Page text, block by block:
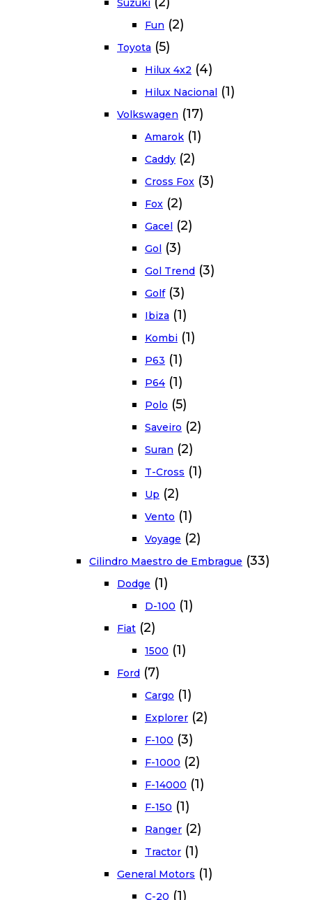
Fun (2)
Toyota (5)
Hilux 4x2 (4)
Hilux Nacional (1)
Volkswagen (17)
Amarok (1)
Caddy (2)
Cross Fox (3)
Fox (2)
Gacel (2)
Gol (3)
Gol Trend (3)
Golf (3)
Ibiza (1)
Kombi (1)
P63 (1)
P64 (1)
Polo (5)
Saveiro (2)
Suran (2)
T-Cross (1)
Up (2)
Vento (1)
Voyage (2)
Cilindro Maestro de Embrague (33)
Dodge (1)
D-100 (1)
Fiat (2)
1500 (1)
Ford (7)
Cargo (1)
Explorer (2)
F-100 (3)
F-1000 (2)
F-14000 (1)
F-150 (1)
Ranger (2)
Tractor (1)
General Motors (1)
C-20 (1)